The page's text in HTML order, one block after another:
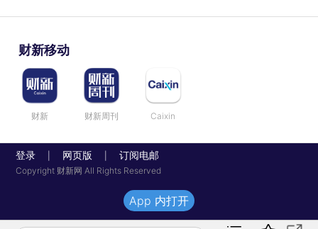
财新移动
财新 财新周刊 Caixin
登录 网页版 订阅电邮
Copyright 财新网 All Rights Reserved
App 内打开